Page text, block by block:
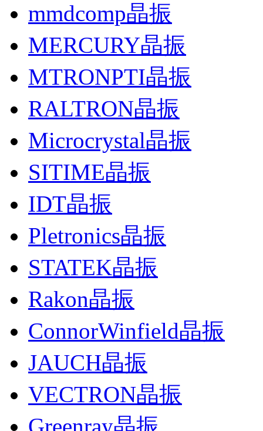
mmdcomp晶振
MERCURY晶振
MTRONPTI晶振
RALTRON晶振
Microcrystal晶振
SITIME晶振
IDT晶振
Pletronics晶振
STATEK晶振
Rakon晶振
ConnorWinfield晶振
JAUCH晶振
VECTRON晶振